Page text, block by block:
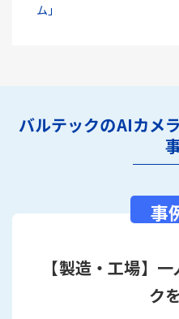
ム」
バルテックのAIカメ
【製造・工場】
ク